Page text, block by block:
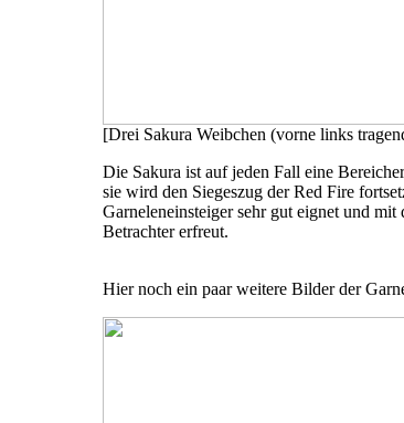
[Drei Sakura Weibchen (vorne links
Die Sakura ist auf jeden Fall eine
sie wird den Siegeszug der Red Fire
Garneleneinsteiger sehr gut eignet und mit
Betrachter erfreut.
Hier noch ein paar weitere Bilder der